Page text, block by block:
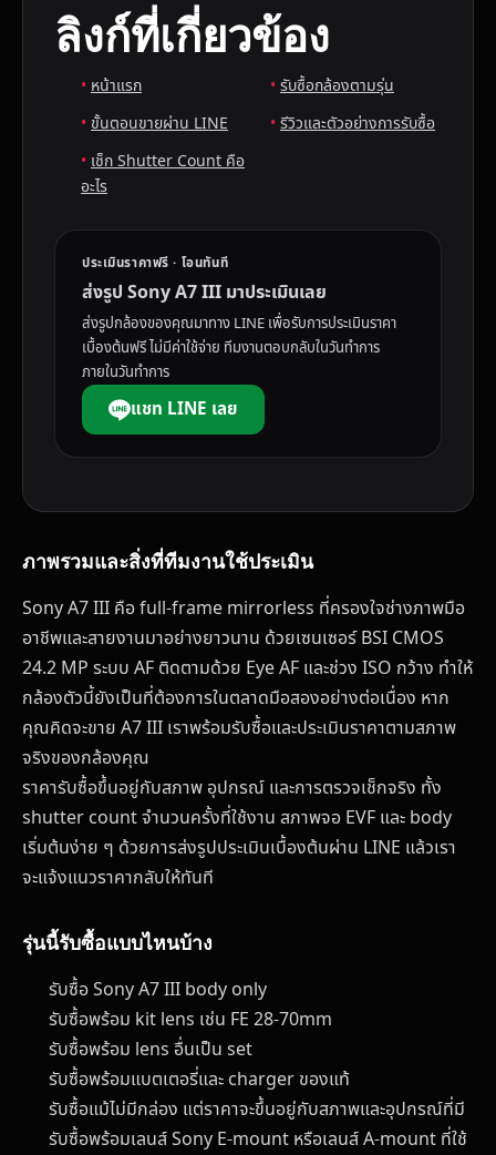
ลิงก์ที่เกี่ยวข้อง
หน้าแรก
รับซื้อกล้องตามรุ่น
ขั้นตอนขายผ่าน LINE
รีวิวและตัวอย่างการรับซื้อ
เช็ก Shutter Count คือ
อะไร
ประเมินราคาฟรี · โอนทันที
ส่งรูป Sony A7 III มาประเมินเลย
ส่งรูปกล้องของคุณมาทาง LINE เพื่อรับการประเมินราคา
เบื้องต้นฟรี ไม่มีค่าใช้จ่าย ทีมงานตอบกลับในวันทำการ
ภายในวันทำการ
แชท LINE เลย
ภาพรวมและสิ่งที่ทีมงานใช้ประเมิน
Sony A7 III คือ full-frame mirrorless ที่ครองใจช่างภาพมือ
อาชีพและสายงานมาอย่างยาวนาน ด้วยเซนเซอร์ BSI CMOS
24.2 MP ระบบ AF ติดตามด้วย Eye AF และช่วง ISO กว้าง ทำให้
กล้องตัวนี้ยังเป็นที่ต้องการในตลาดมือสองอย่างต่อเนื่อง หาก
คุณคิดจะขาย A7 III เราพร้อมรับซื้อและประเมินราคาตามสภาพ
จริงของกล้องคุณ
ราคารับซื้อขึ้นอยู่กับสภาพ อุปกรณ์ และการตรวจเช็กจริง ทั้ง
shutter count จำนวนครั้งที่ใช้งาน สภาพจอ EVF และ body
เริ่มต้นง่าย ๆ ด้วยการส่งรูปประเมินเบื้องต้นผ่าน LINE แล้วเรา
จะแจ้งแนวราคากลับให้ทันที
รุ่นนี้รับซื้อแบบไหนบ้าง
รับซื้อ Sony A7 III body only
รับซื้อพร้อม kit lens เช่น FE 28-70mm
รับซื้อพร้อม lens อื่นเป็น set
รับซื้อพร้อมแบตเตอรี่และ charger ของแท้
รับซื้อแม้ไม่มีกล่อง แต่ราคาจะขึ้นอยู่กับสภาพและอุปกรณ์ที่มี
รับซื้อพร้อมเลนส์ Sony E-mount หรือเลนส์ A-mount ที่ใช้